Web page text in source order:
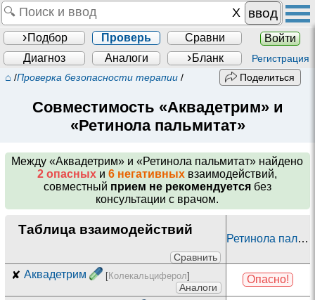
ввод
Подбор Проверь Сравни
Войти
Диагноз
Аналоги Бланк Регистрация
⌂ /Проверка безопасности терапии / Поделиться
Совместимость «Аквадетрим» и
«Ретинола пальмитат»
Между«Аквадетрим» и «Ретинола пальмитат» найдено
2 опасных и6 негативных взаимодействий,
совместный прием не рекомендуетсябез
консультации с врачом.
Таблица взаимодействий
Сравнить
Ретинола пальмитат
✘ Аквадетрим [Колекальциферол]
Аналоги
Опасно!